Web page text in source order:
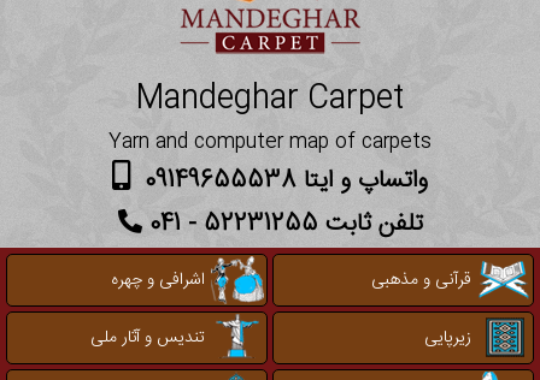
Mandeghar Carpet
Yarn and computer map of carpets
واتساپ و ایتا 09149655538
تلفن ثابت 52231255 - 041
قرآنی و مذهبی
اشرافی و چهره
زیرپایی
تندیس و آثار ملی